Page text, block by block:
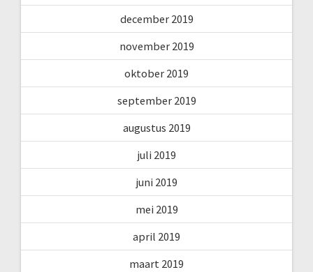
december 2019
november 2019
oktober 2019
september 2019
augustus 2019
juli 2019
juni 2019
mei 2019
april 2019
maart 2019